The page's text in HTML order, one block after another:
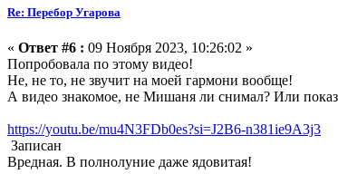
Re: Перебор Угарова
« Ответ #6 : 09 Ноября 2023, 10:26:02 »
Попробовала по этому видео!
Не, не то, не звучит на моей гармони вообще!
А видео знакомое, не Мишаня ли снимал? Или
https://youtu.be/mu4N3FDb0es?si=J2B6-n381ie9A3j3
Записан
Вредная. В полнолуние даже ядовитая!